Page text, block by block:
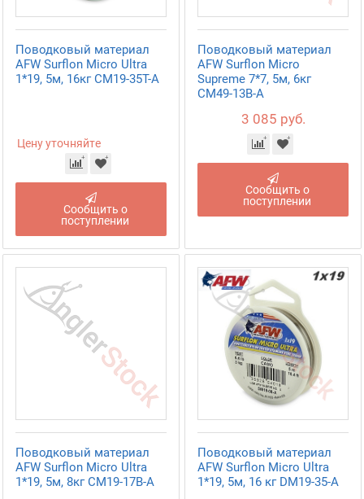
Поводковый материал
AFW Surflon Micro Ultra
1*19, 5м, 16кг CM19-35T-A
Цену уточняйте
Сообщить о
поступлении
Поводковый материал
AFW Surflon Micro
Supreme 7*7, 5м, 6кг
CM49-13B-A
3 085 руб.
Сообщить о
поступлении
Поводковый материал
AFW Surflon Micro Ultra
1*19, 5м, 8кг CM19-17B-A
Поводковый материал
AFW Surflon Micro Ultra
1*19, 5м, 16 кг DM19-35-A